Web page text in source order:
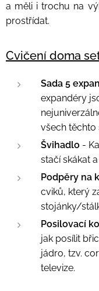
a měli i trochu na
prostřídat.
Cvičení doma
Sada 5
expandéry
všech těchto
Švihadlo -
stačí skákat
Podpěry na
cviků, který
stojánky/
Posilovací
jak posílit
jádro, tzv.
televize.